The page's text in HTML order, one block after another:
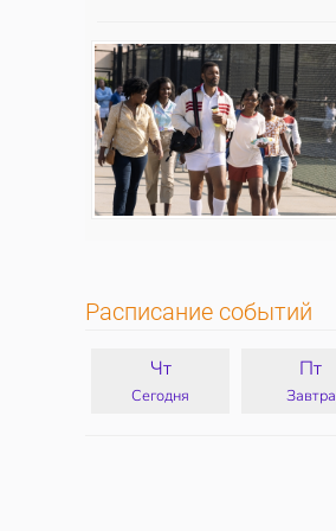
Расписание событий
Чт
Сегодня
Пт
Завтра